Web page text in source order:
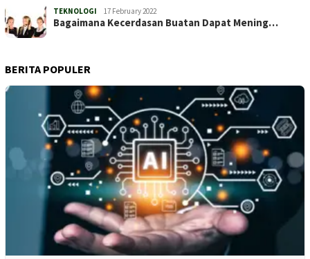
TEKNOLOGI 17 February 2022
Bagaimana Kecerdasan Buatan Dapat Mening…
BERITA POPULER